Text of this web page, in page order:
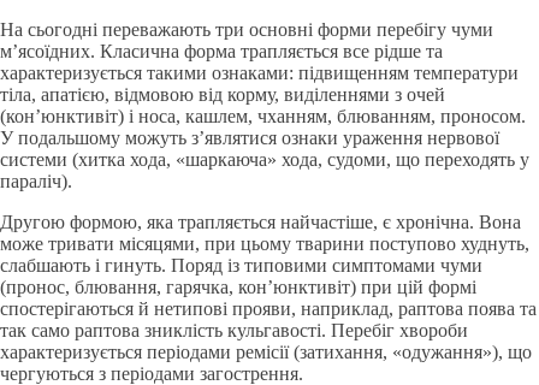
На сьогодні переважають три основні форми перебігу чуми
м’ясоїдних. Класична форма трапляється все рідше та
характеризується такими ознаками: підвищенням температури
тіла, апатією, відмовою від корму, виділеннями з очей
(кон’юнктивіт) і носа, кашлем, чханням, блюванням, проносом.
У подальшому можуть з’являтися ознаки ураження нервової
системи (хитка хода, «шаркаюча» хода, судоми, що переходять у
параліч).
Другою формою, яка трапляється найчастіше, є хронічна. Вона
може тривати місяцями, при цьому тварини поступово худнуть,
слабшають і гинуть. Поряд із типовими симптомами чуми
(пронос, блювання, гарячка, кон’юнктивіт) при цій формі
спостерігаються й нетипові прояви, наприклад, раптова поява та
так само раптова зниклість кульгавості. Перебіг хвороби
характеризується періодами ремісії (затихання, «одужання»), що
чергуються з періодами загострення.